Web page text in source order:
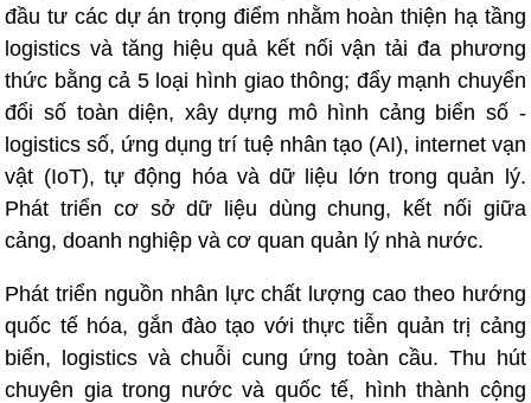
đầu tư các dự án trọng điểm nhằm hoàn thiện hạ tầng
logistics và tăng hiệu quả kết nối vận tải đa phương
thức bằng cả 5 loại hình giao thông; đẩy mạnh chuyển
đổi số toàn diện, xây dựng mô hình cảng biển số -
logistics số, ứng dụng trí tuệ nhân tạo (AI), internet vạn
vật (IoT), tự động hóa và dữ liệu lớn trong quản lý.
Phát triển cơ sở dữ liệu dùng chung, kết nối giữa
cảng, doanh nghiệp và cơ quan quản lý nhà nước.
Phát triển nguồn nhân lực chất lượng cao theo hướng
quốc tế hóa, gắn đào tạo với thực tiễn quản trị cảng
biển, logistics và chuỗi cung ứng toàn cầu. Thu hút
chuyên gia trong nước và quốc tế, hình thành cộng